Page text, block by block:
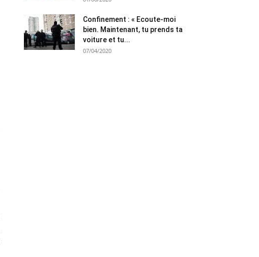
Confinement : « Ecoute-moi
bien. Maintenant, tu prends ta
voiture et tu...
07/04/2020